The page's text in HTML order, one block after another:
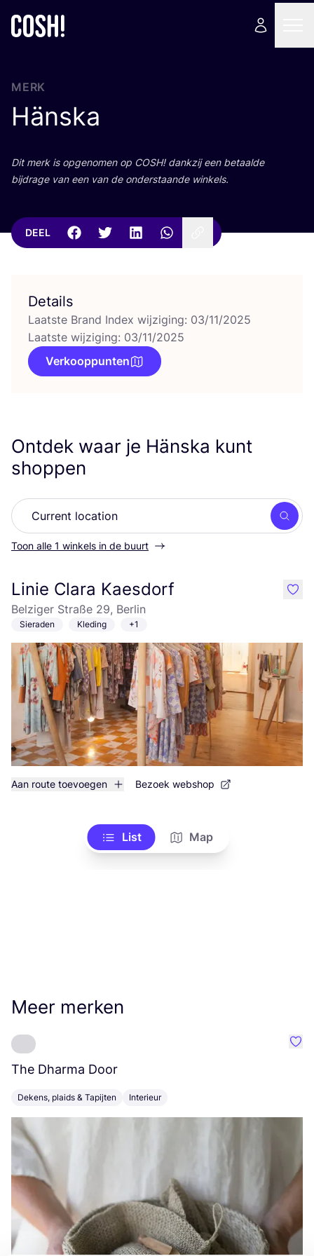
MERK
Hänska
Dit merk is opge­no­men op COSH! dank­zij een betaal­de
bij­dra­ge van een van de onder­staan­de winkels.
DEEL
Details
Laatste Brand Index wijziging: 03/11/2025
Laatste wijziging: 03/11/2025
Verkooppunten
Ontdek waar je Hänska kunt
shoppen
Zoek
Toon alle 1 winkels in de buurt
Linie Clara Kaesdorf
Belziger Straße 29, Berlin
Sieraden Kleding +1
Aan route toevoegen Bezoek webshop
like
List Map
Meer merken
The Dharma Door
Dekens, plaids & Tapijten Interieur